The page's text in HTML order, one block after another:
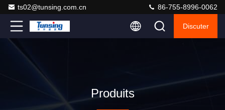
ts02@tunsing.com.cn 86-755-8996-0062
Discuter
Produits